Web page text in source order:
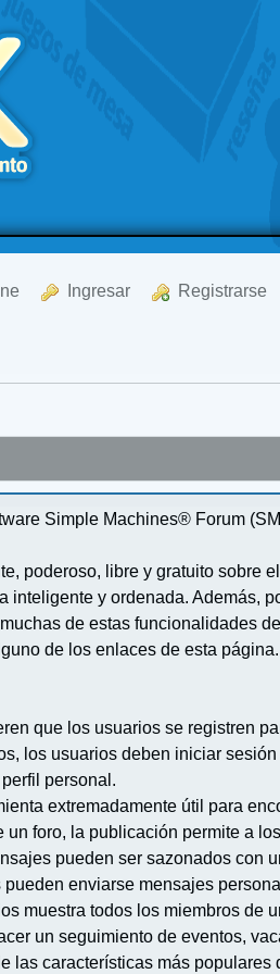
Ingresar Registrarse
Simple Machines® Forum
poderoso, libre y gratuito
inteligente y ordenada.
de estas funcionalidades
de los enlaces de esta
que los usuarios se registren
los usuarios deben iniciar
personal.
extremadamente útil para
un foro, la publicación permite a
pueden ser sazonados con
pueden enviarse mensajes
muestra todos los miembros de
un seguimiento de eventos,
las características más populares